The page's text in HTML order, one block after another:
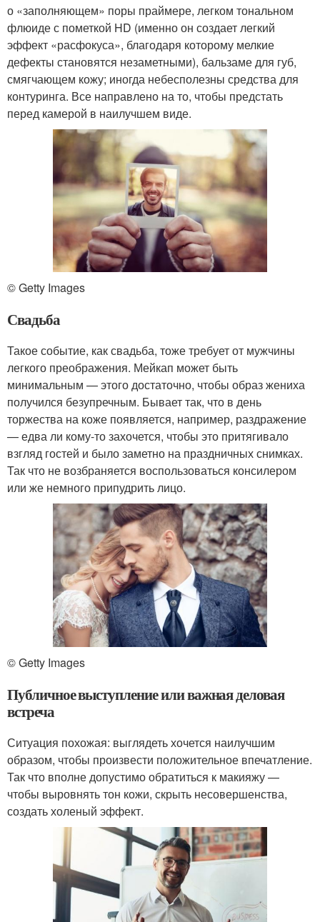
о «заполняющем» поры праймере, легком тональном
флюиде с пометкой HD (именно он создает легкий
эффект «расфокуса», благодаря которому мелкие
дефекты становятся незаметными), бальзаме для губ,
смягчающем кожу; иногда небесполезны средства для
контуринга. Все направлено на то, чтобы предстать
перед камерой в наилучшем виде.
© Getty Images
Свадьба
Такое событие, как свадьба, тоже требует от мужчины
легкого преображения. Мейкап может быть
минимальным — этого достаточно, чтобы образ жениха
получился безупречным. Бывает так, что в день
торжества на коже появляется, например, раздражение
— едва ли кому-то захочется, чтобы это притягивало
взгляд гостей и было заметно на праздничных снимках.
Так что не возбраняется воспользоваться консилером
или же немного припудрить лицо.
© Getty Images
Публичное выступление или важная деловая
встреча
Ситуация похожая: выглядеть хочется наилучшим
образом, чтобы произвести положительное впечатление.
Так что вполне допустимо обратиться к макияжу —
чтобы выровнять тон кожи, скрыть несовершенства,
создать холеный эффект.